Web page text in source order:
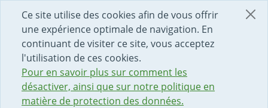
Ce site utilise des cookies afin de vous offrir
une expérience optimale de navigation. En
continuant de visiter ce site, vous acceptez
l'utilisation de ces cookies.
Pour en savoir plus sur comment les
désactiver, ainsi que sur notre politique en
matière de protection des données.
DÉBUT DU CONTENU DE LA PAGE
ACCÈS AU CHAMP DE RECHERCHE
PAGE D'ACCUEIL
FORMULAIRE DE CONTACT